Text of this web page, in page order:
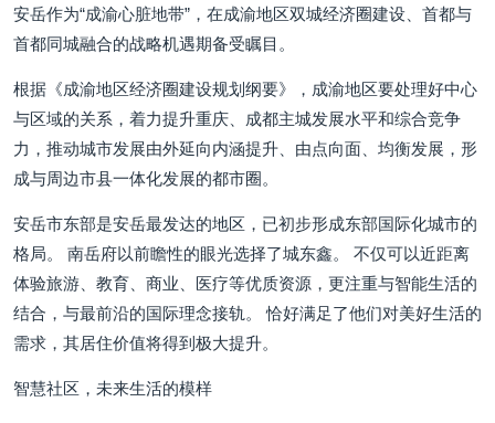
安岳作为“成渝心脏地带”，在成渝地区双城经济圈建设、首都与
首都同城融合的战略机遇期备受瞩目。
根据《成渝地区经济圈建设规划纲要》，成渝地区要处理好中心
与区域的关系，着力提升重庆、成都主城发展水平和综合竞争
力，推动城市发展由外延向内涵提升、由点向面、均衡发展，形
成与周边市县一体化发展的都市圈。
安岳市东部是安岳最发达的地区，已初步形成东部国际化城市的
格局。 南岳府以前瞻性的眼光选择了城东鑫。 不仅可以近距离
体验旅游、教育、商业、医疗等优质资源，更注重与智能生活的
结合，与最前沿的国际理念接轨。 恰好满足了他们对美好生活的
需求，其居住价值将得到极大提升。
智慧社区，未来生活的模样